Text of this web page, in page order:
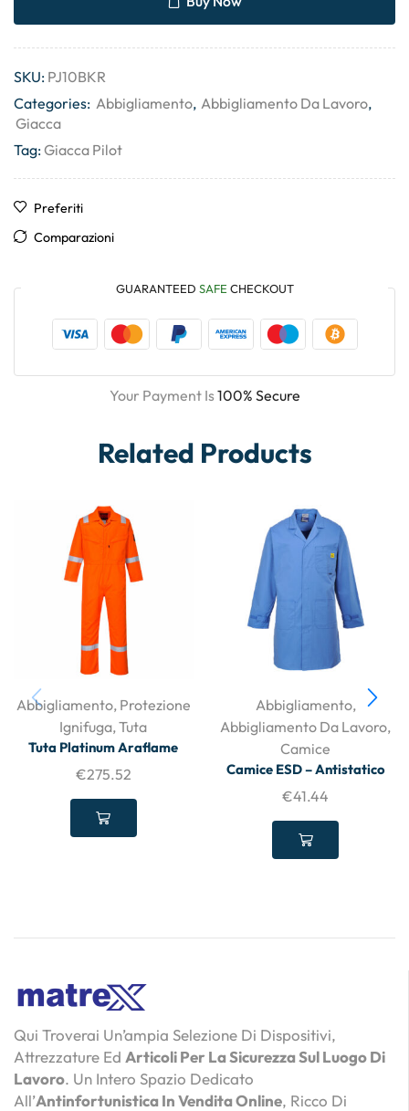
SKU: PJ10BKR
Categories: Abbigliamento, Abbigliamento Da Lavoro,
Giacca
Tag:Giacca Pilot
Preferiti
Comparazioni
GUARANTEED SAFE CHECKOUT
Your Payment Is100% Secure
Related Products
Abbigliamento, Protezione
Ignifuga,Tuta
Tuta Platinum Araflame
€275.52
Abbigliamento,
Abbigliamento Da Lavoro,
Camice
Camice ESD – Antistatico
€41.44
Qui Troverai Un’ampia Selezione Di Dispositivi,
Attrezzature Ed Articoli Per La Sicurezza Sul Luogo Di
Lavoro. Un Intero Spazio Dedicato
All’Antinfortunistica In Vendita Online, Ricco Di